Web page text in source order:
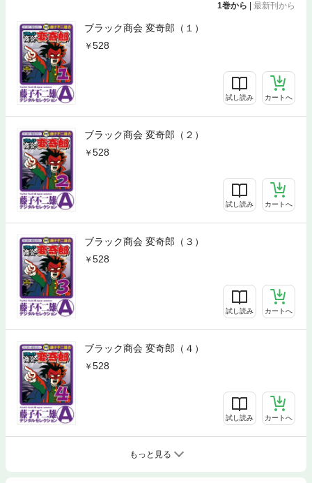
1巻から 最新刊から
ブラック商会 変奇郎（１）
528
試し読み カートへ
ブラック商会 変奇郎（２）
528
試し読み カートへ
ブラック商会 変奇郎（３）
528
試し読み カートへ
ブラック商会 変奇郎（４）
528
試し読み カートへ
もっと見る